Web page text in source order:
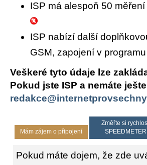
ISP má alespoň 50 měření
ISP nabízí další
GSM, zapojení v programu
Veškeré tyto údaje lze
Pokud jste ISP a nemáte
Mám zájem o připojení
Změřte si
SPEEDMETER
Pokud máte dojem, že zde